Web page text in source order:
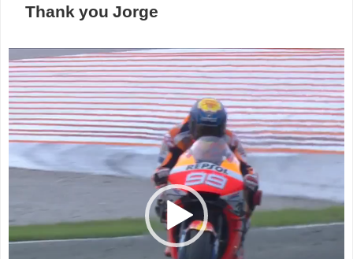
Thank you Jorge
動
画
プ
レ
ー
ヤ